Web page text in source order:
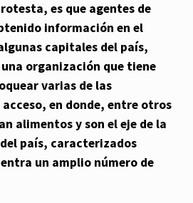
es que agentes de
información en el
capitales del país,
organización que tiene
varias de las
en donde, entre otros
alimentos y son el eje de la
país, caracterizados
un amplio número de